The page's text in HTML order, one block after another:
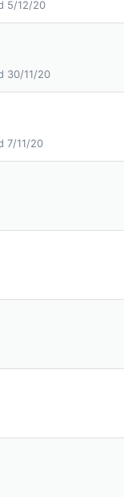
5/12/20
30/11/20
7/11/20